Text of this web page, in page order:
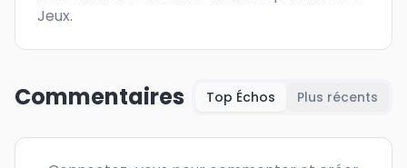
Jeux.
Commentaires Top Échos Plus récents